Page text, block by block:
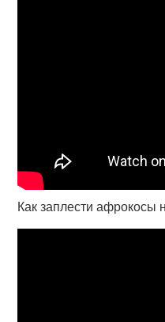
Как заплести афрокосы